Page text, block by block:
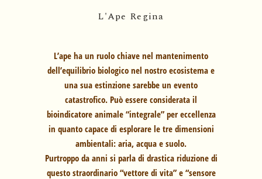
L'Ape Regina
L’ape ha un ruolo chiave nel mantenimento
dell’equilibrio biologico nel nostro ecosistema e
una sua estinzione sarebbe un evento
catastrofico. Può essere considerata il
bioindicatore animale “integrale” per eccellenza
in quanto capace di esplorare le tre dimensioni
ambientali: aria, acqua e suolo.
Purtroppo da anni si parla di drastica riduzione di
questo straordinario “vettore di vita” e “sensore